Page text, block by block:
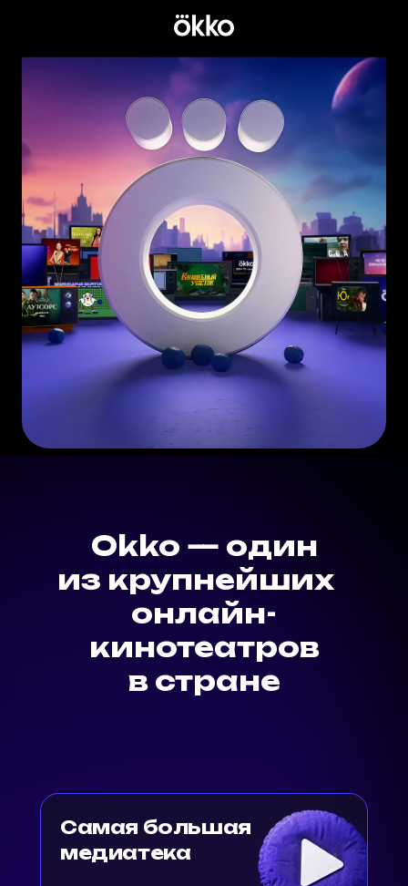
Самая большая
медиатека
Okko — один
из крупнейших
онлайн-
кинотеатров
в стране